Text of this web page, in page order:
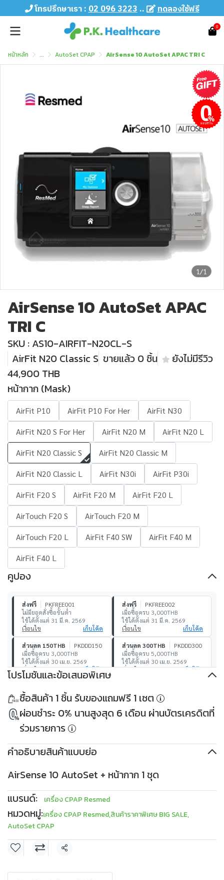
โทรปรึกษาเรา :02 096 3223.. ทดลองใช้ฟรี
0
หน้าหลัก ... AutoSet CPAP AirSense 10 AutoSet APAC TRI C
1/1
ผ่อนชำระ
AirSense 10 AutoSet APAC
TRI C
SKU : AS10-AIRFIT-N20CL-S
AirFit N20 Classic S ขายแล้ว 0 ชิ้น
ยังไม่มีรีวิว
44,900 THB
หน้ากาก (Mask)
AirFit P10 AirFit P10 For Her
AirFit N30
AirFit N20 S For Her
AirFit N20 M
AirFit N20 L
AirFit N20 Classic S
AirFit N20 Classic M
AirFit N20 Classic L
AirFit N30i
AirFit P30i
AirFit F20 S
AirFit F20 M
AirFit F20 L
AirTouch F20 S
AirTouch F20 M
AirTouch F20 L
AirFit F40 SW
AirFit F40 M
AirFit F40 L
คูปอง
ส่งฟรี
PKFREE001
ไม่มียอดสั่งซื้อขั้นต่ำ
ใช้ได้ตั้งแต่ 31 มี.ค. 2569
เงื่อนไข
เก็บโค้ด
ส่งฟรี
PKFREE002
เมื่อซื้อครบ 3,000THB
ใช้ได้ตั้งแต่ 31 มี.ค. 2569
เงื่อนไข
เก็บโค้ด
ส่วนลด 150THB
PKDDD150
เมื่อซื้อครบ 3,000THB
ใช้ได้ตั้งแต่ 30 เม.ย. 2569
เงื่อนไข
เก็บโค้ด
ส่วนลด 300THB
PKDDD300
เมื่อซื้อครบ 5,000THB
ใช้ได้ตั้งแต่ 30 เม.ย. 2569
เงื่อนไข
เก็บโค้ด
เมื่อซื้อครบ 10,000THB
ใช้ได้ตั้งแต่ 30 เม.ย. 2569
เงื่อนไข
เก็บโค้ด
PKDDD1000
เมื่อซื้อครบ 30,000THB
ใช้ได้ตั้งแต่ 30 เม.ย. 2569
เงื่อนไข
เก็บโค้ด
โปรโมชันและข้อเสนอพิเศษ
ซื้อสินค้า 1 ชิ้น รับของแถมฟรี 1 เซต
ผ่อนชำระ 0% นานสูงสุด 6 เดือน ผ่านบัตรเครดิตที่
ร่วมรายการ
คำอธิบายสินค้าแบบย่อ
AirSense 10 AutoSet + หน้ากาก 1 ชุด
แบรนด์:
เครื่อง CPAP Resmed
หมวดหมู่:เครื่อง CPAP Resmed,สินค้าราคาพิเศษ BIG SALE,
AutoSet CPAP
แชร์